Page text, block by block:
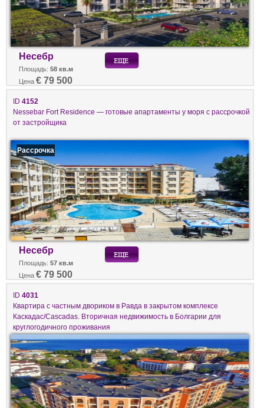
Несебр
Площадь: 58 кв.м
Цена € 79 500
ID 4152
Nessebar Fort Residence — готовые апартаменты у моря с рассрочкой
от застройщика
Рассрочка
Несебр
Площадь: 57 кв.м
Цена € 79 500
ID 4031
Квартира с частным двориком в Равда в закрытом комплексе
Каскадас/Cascadas. Вторичная недвижимость в Болгарии для
круглогодичного проживания